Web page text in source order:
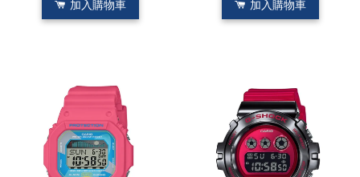
加入購物車 加入購物車